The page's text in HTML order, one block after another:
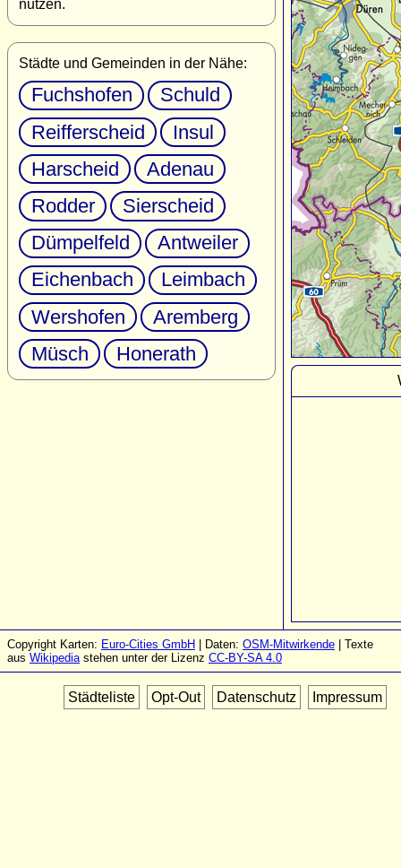
nutzen.
Städte und Gemeinden in der Nähe:
Fuchshofen
Schuld
Reifferscheid
Insul
Harscheid
Adenau
Rodder
Sierscheid
Dümpelfeld
Antweiler
Eichenbach
Leimbach
Wershofen
Aremberg
Müsch
Honerath
Copyright Karten: Euro-Cities GmbH | Daten: OSM-Mitwirkende | Texte
aus Wikipediastehen unter der Lizenz CC-BY-SA 4.0
Städteliste Opt-Out Datenschutz Impressum